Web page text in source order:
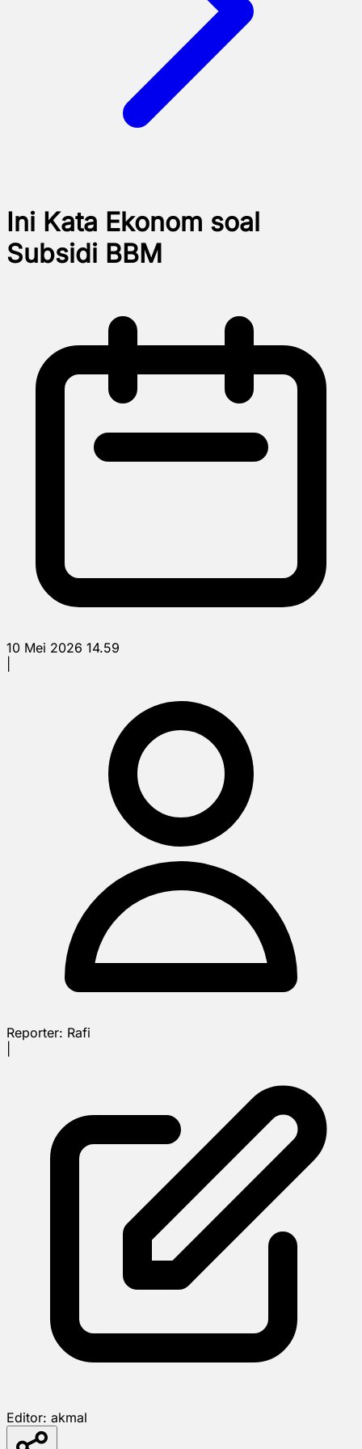
Ini Kata Ekonom soal
Subsidi BBM
10 Mei 2026 14.59
Reporter: Rafi
Editor: akmal